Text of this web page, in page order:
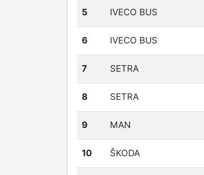
5 IVECO BUS
6 IVECO BUS
7 SETRA
8 SETRA
9 MAN
10 ŠKODA